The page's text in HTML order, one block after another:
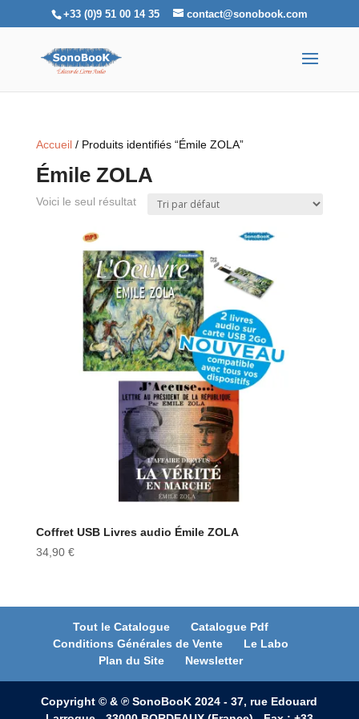
+33 (0)9 51 00 14 35 contact@sonobook.com
Accueil/ Produits identifiés “Émile ZOLA”
Émile ZOLA
Voici le seul résultat
Coffret USB Livres audio Émile ZOLA
34,90 €
Tout le Catalogue
Catalogue Pdf
Conditions Générales de Vente
Le Labo
Plan du Site
Newsletter
Copyright © & ℗ SonoBooK 2024 - 37, rue Edouard